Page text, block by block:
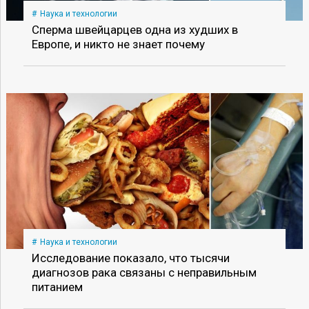
Наука и технологии
Сперма швейцарцев одна из худших в
Европе, и никто не знает почему
Наука и технологии
Исследование показало, что тысячи
диагнозов рака связаны с неправильным
питанием